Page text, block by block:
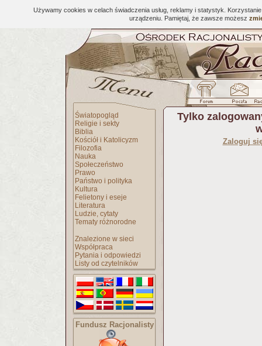
Używamy cookies w celach świadczenia usług, reklamy i statystyk.
urządzeniu. Pamiętaj, że zawsze możesz
Światopogląd
Religie i sekty
Biblia
Kościół i Katolicyzm
Filozofia
Nauka
Społeczeństwo
Prawo
Państwo i polityka
Kultura
Felietony i eseje
Literatura
Ludzie, cytaty
Tematy różnorodne
Znalezione w sieci
Współpraca
Pytania i odpowiedzi
Listy od czytelników
Fundusz Racjonalisty
Tylko
Zaloguj